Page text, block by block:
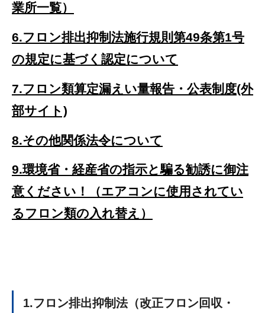
業所一覧）
6.フロン排出抑制法施行規則第49条第1号
の規定に基づく認定について
7.フロン類算定漏えい量報告・公表制度(外
部サイト)
8.その他関係法令について
9.環境省・経産省の指示と騙る勧誘に御注
意ください！（エアコンに使用されてい
るフロン類の入れ替え）
1.フロン排出抑制法（改正フロン回収・